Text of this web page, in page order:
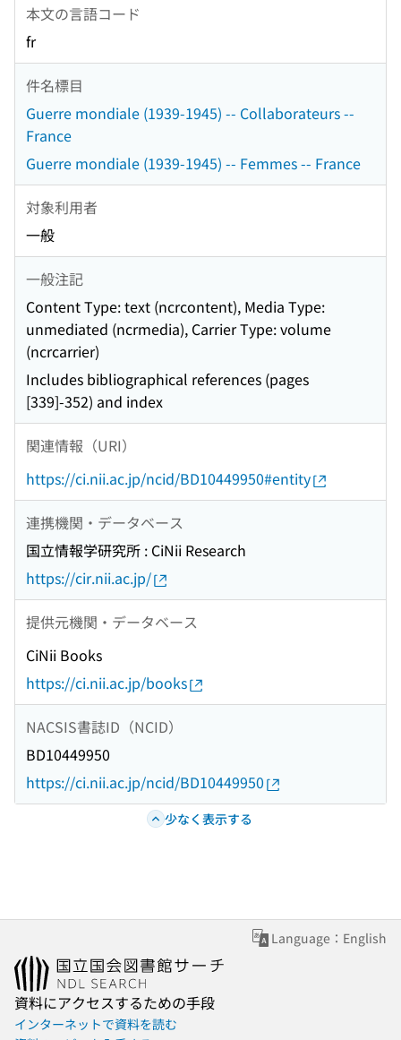
本文の言語コード
fr
件名標目
Guerre mondiale (1939-1945) -- Collaborateurs --
France
Guerre mondiale (1939-1945) -- Femmes -- France
対象利用者
一般
一般注記
Content Type: text (ncrcontent), Media Type:
unmediated (ncrmedia), Carrier Type: volume
(ncrcarrier)
Includes bibliographical references (pages
[339]-352) and index
関連情報（URI）
https://ci.nii.ac.jp/ncid/BD10449950#entity
連携機関・データベース
国立情報学研究所 : CiNii Research
https://cir.nii.ac.jp/
提供元機関・データベース
CiNii Books
https://ci.nii.ac.jp/books
NACSIS書誌ID（NCID）
BD10449950
https://ci.nii.ac.jp/ncid/BD10449950
少なく表示する
Language：English
資料にアクセスするための手段
インターネットで資料を読む